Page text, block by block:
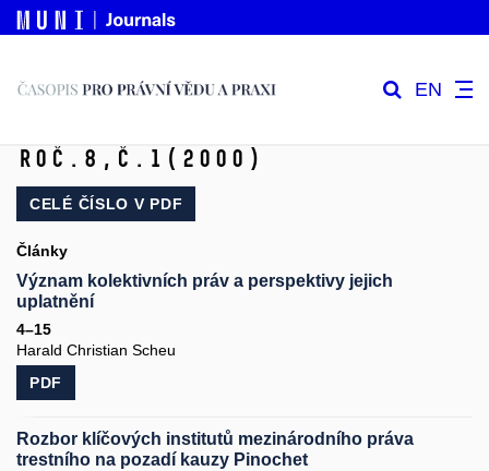
EN
Roč.8, č.1 (2000)
CELÉ ČÍSLO V PDF
Články
Význam kolektivních práv a perspektivy jejich
uplatnění
4–15
Harald Christian Scheu
PDF
Rozbor klíčových institutů mezinárodního práva
trestního na pozadí kauzy Pinochet